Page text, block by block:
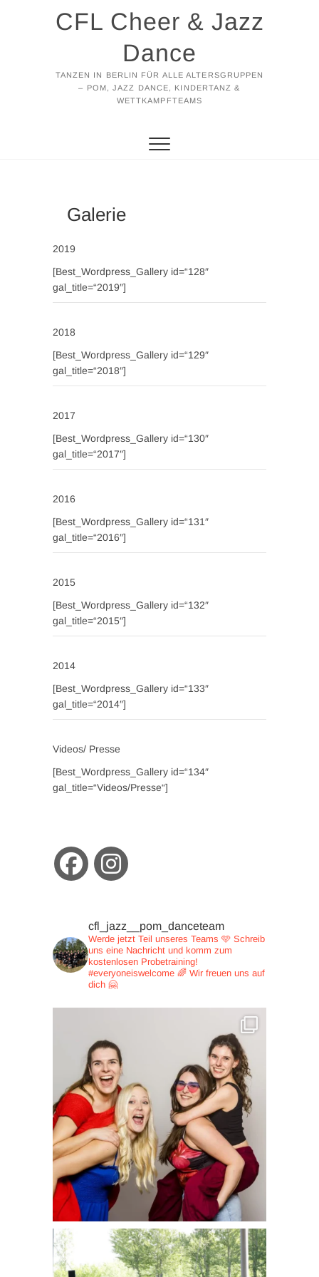
CFL Cheer & Jazz
Dance
TANZEN IN BERLIN FÜR ALLE ALTERSGRUPPEN
– POM, JAZZ DANCE, KINDERTANZ &
WETTKAMPFTEAMS
Galerie
2019
[Best_Wordpress_Gallery id=“128″
gal_title=“2019″]
2018
[Best_Wordpress_Gallery id=“129″
gal_title=“2018″]
2017
[Best_Wordpress_Gallery id=“130″
gal_title=“2017″]
2016
[Best_Wordpress_Gallery id=“131″
gal_title=“2016″]
2015
[Best_Wordpress_Gallery id=“132″
gal_title=“2015″]
2014
[Best_Wordpress_Gallery id=“133″
gal_title=“2014″]
Videos/ Presse
[Best_Wordpress_Gallery id=“134″
gal_title=“Videos/Presse“]
cfl_jazz__pom_danceteam
Werde jetzt Teil unseres Teams 🩵 Schreib
uns eine Nachricht und komm zum
kostenlosen Probetraining!
#everyoneiswelcome 🌈 Wir freuen uns auf
dich 🤗